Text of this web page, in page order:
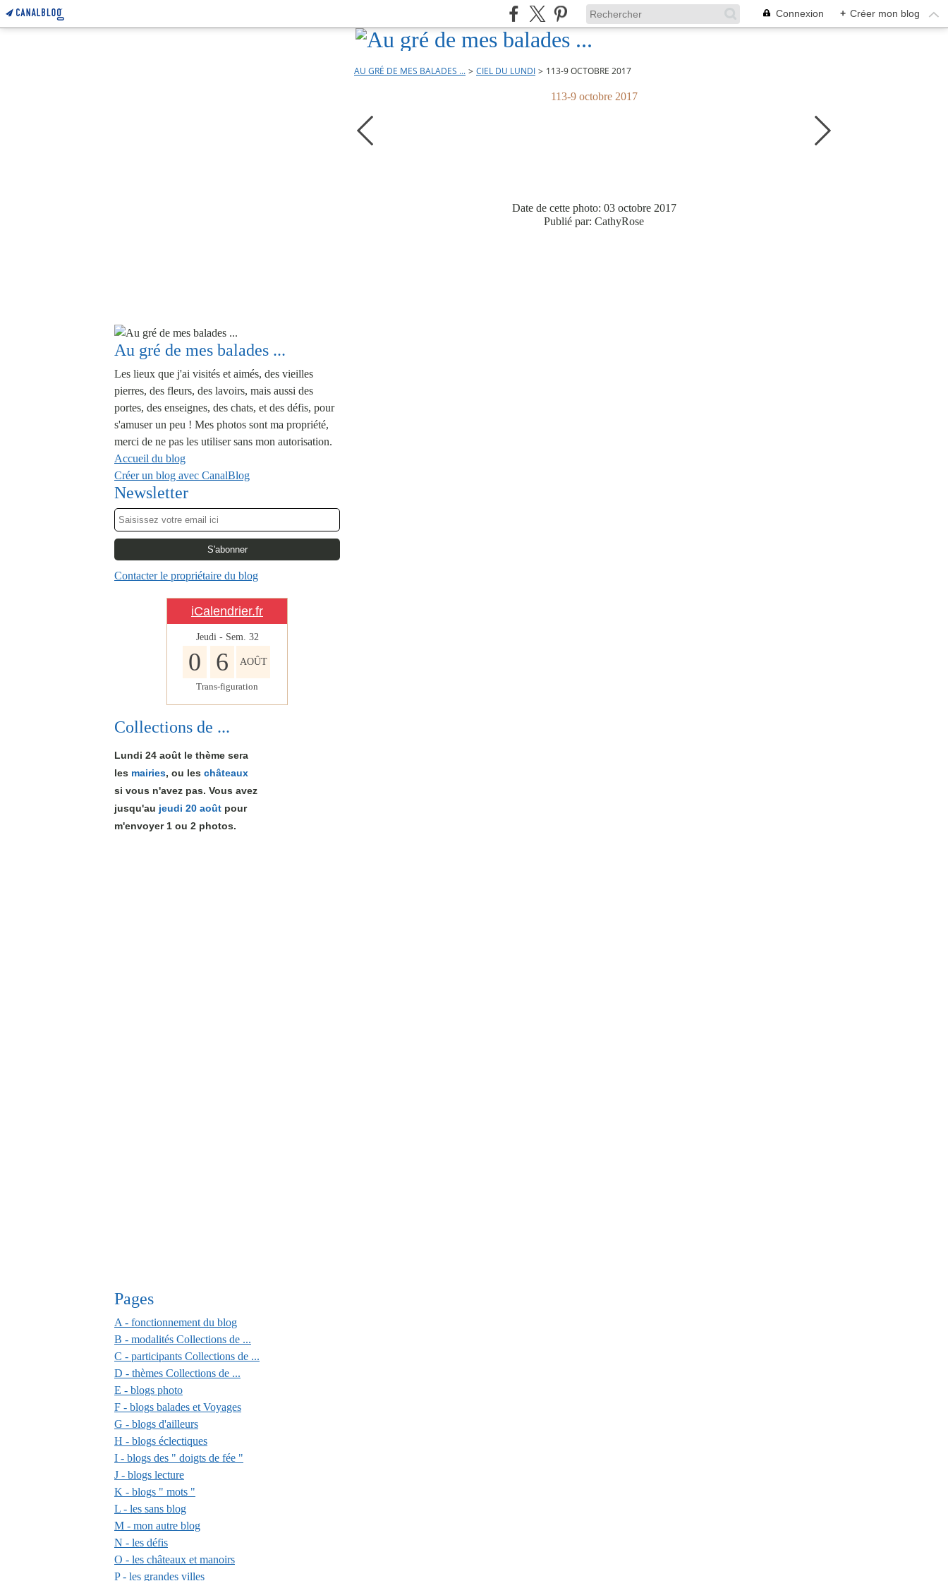
Connexion + Créer mon blog
Au gré de mes balades ...
Les lieux que j'ai visités et aimés, des vieilles
pierres, des fleurs, des lavoirs, mais aussi des
portes, des enseignes, des chats, et des défis, pour
s'amuser un peu ! Mes photos sont ma propriété,
merci de ne pas les utiliser sans mon autorisation.
Accueil du blog
Créer un blog avec CanalBlog
Newsletter
Contacter le propriétaire du blog
iCalendrier.fr
Jeudi - Sem. 32
0 6 AOÛT
Trans-figuration
Collections de ...
Lundi 24 août le thème sera
les mairies, ou les châteaux
si vous n'avez pas. Vous avez
jusqu'au jeudi 20 août pour
m'envoyer 1 ou 2 photos.
Pages
A - fonctionnement du blog
B - modalités Collections de ...
C - participants Collections de ...
D - thèmes Collections de ...
E - blogs photo
F - blogs balades et Voyages
G - blogs d'ailleurs
H - blogs éclectiques
I - blogs des " doigts de fée "
J - blogs lecture
K - blogs " mots "
L - les sans blog
M - mon autre blog
N - les défis
O - les châteaux et manoirs
P - les grandes villes
AU GRÉ DE MES BALADES ... > CIEL DU LUNDI > 113-9 OCTOBRE 2017
113-9 octobre 2017
Date de cette photo: 03 octobre 2017
Publié par: CathyRose